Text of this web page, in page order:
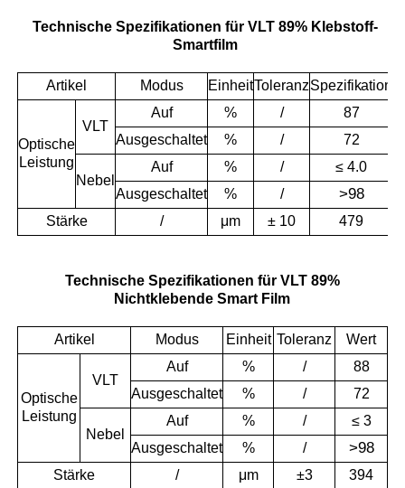
Technische Spezifikationen für VLT 89% Klebstoff-
Smartfilm
Artikel Modus EinheitToleranzSpezifikation
Optische
Leistung
VLT
Auf % /
87
Ausgeschaltet
% / 72
Nebel
Auf % /
≤ 4.0
Ausgeschaltet
% / >98
Stärke / μm ± 10 479
Technische Spezifikationen für VLT 89%
Nichtklebende Smart Film
Artikel Modus Einheit Toleranz Wert
Optische
Leistung
VLT
Auf % /
88
Ausgeschaltet
% / 72
Nebel
Auf % /
≤ 3
Ausgeschaltet
% / >98
Stärke / μm ±3 394